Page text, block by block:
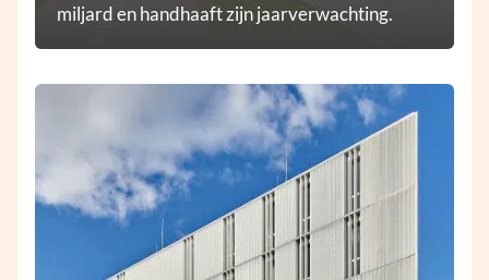
miljard en handhaaft zijn jaarverwachting.